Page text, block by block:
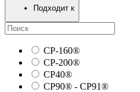
Подходит к
CP-160®
CP-200®
CP40®
CP90® - СP91®